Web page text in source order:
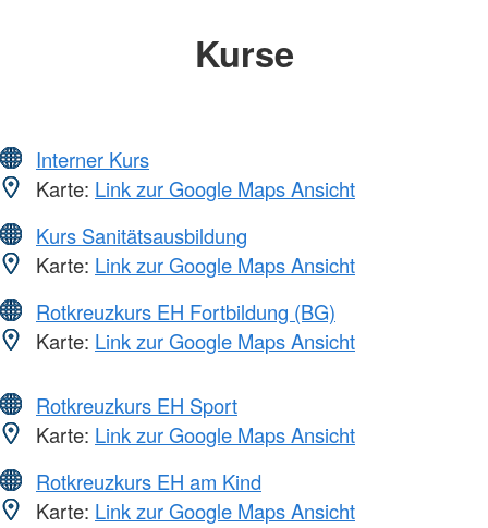
Kurse
Interner Kurs
Karte: Link zur Google Maps Ansicht
Kurs Sanitätsausbildung
Karte: Link zur Google Maps Ansicht
Rotkreuzkurs EH Fortbildung (BG)
Karte: Link zur Google Maps Ansicht
Rotkreuzkurs EH Sport
Karte: Link zur Google Maps Ansicht
Rotkreuzkurs EH am Kind
Karte: Link zur Google Maps Ansicht